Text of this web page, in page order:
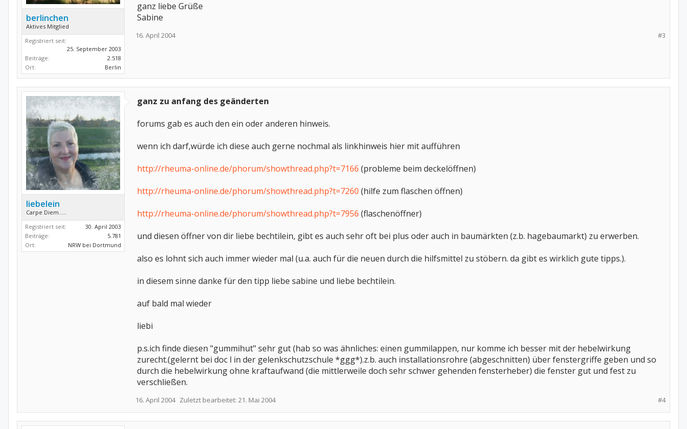
berlinchen
Aktives Mitglied
Registriert seit:
25. September 2003
Beiträge:
2.518
Ort:
Berlin
ganz liebe Grüße
Sabine
#3
16. April 2004
liebelein
Carpe Diem.....
Registriert seit:
30. April 2003
Beiträge:
5.781
Ort:
NRW bei Dortmund
ganz zu anfang des geänderten
forums gab es auch den ein oder anderen hinweis.
wenn ich darf,würde ich diese auch gerne nochmal als linkhinweis hier mit aufführen
http://rheuma-online.de/phorum/showthread.php?t=7166 (probleme beim deckelöffnen)
http://rheuma-online.de/phorum/showthread.php?t=7260 (hilfe zum flaschen öffnen)
http://rheuma-online.de/phorum/showthread.php?t=7956 (flaschenöffner)
und diesen öffner von dir liebe bechtilein, gibt es auch sehr oft bei plus oder auch in baumärkten (z.b. hagebaumarkt) zu erwerben.
also es lohnt sich auch immer wieder mal (u.a. auch für die neuen durch die hilfsmittel zu stöbern. da gibt es wirklich gute tipps.).
in diesem sinne danke für den tipp liebe sabine und liebe bechtilein.
auf bald mal wieder
liebi
p.s.ich finde diesen "gummihut" sehr gut (hab so was ähnliches: einen gummilappen, nur komme ich besser mit der hebelwirkung
zurecht.(gelernt bei doc l in der gelenkschutzschule *ggg*).z.b. auch installationsrohre (abgeschnitten) über fenstergriffe geben und so
durch die hebelwirkung ohne kraftaufwand (die mittlerweile doch sehr schwer gehenden fensterheber) die fenster gut und fest zu
verschließen.
#4
16. April 2004 Zuletzt bearbeitet: 21. Mai 2004